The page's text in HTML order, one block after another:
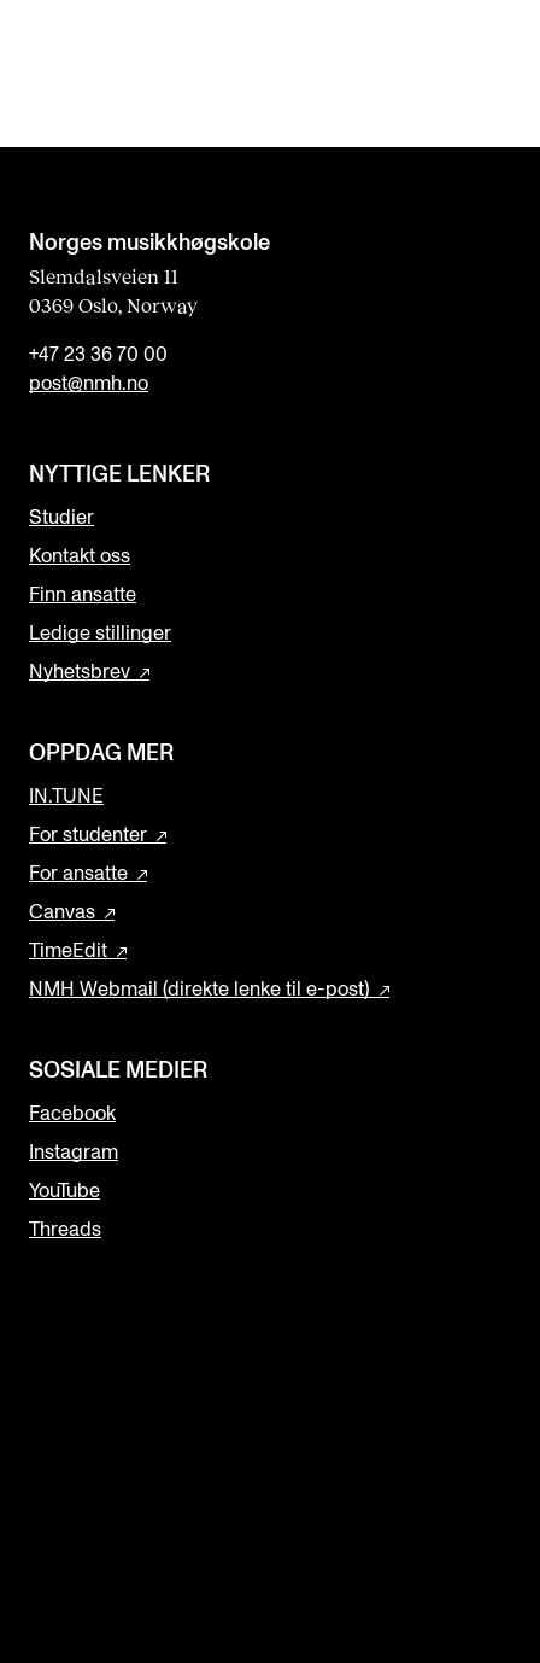
Norges musikk­høgskole
Slemdalsveien 11
0369 Oslo, Norway
+47 23 36 70 00
post@nmh.no
NYTTIGE LENKER
Studier
Kontakt oss
Finn ansatte
Ledige stillinger
Nyhetsbrev
OPPDAG MER
IN.TUNE
For studenter
For ansatte
Canvas
TimeEdit
NMH Webmail (direkte lenke til e-post)
SOSIALE MEDIER
Facebook
Instagram
YouTube
Threads